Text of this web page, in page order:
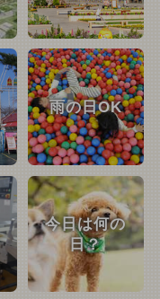
雨の日OK
今日は何の
日？